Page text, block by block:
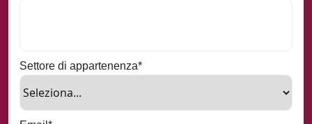
Settore di appartenenza*